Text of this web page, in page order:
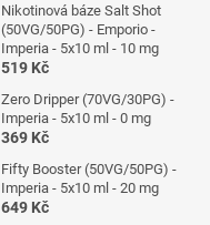
Nikotinová báze Salt Shot
(50VG/50PG) - Emporio -
Imperia - 5x10 ml - 10 mg
519 Kč
Zero Dripper (70VG/30PG) -
Imperia - 5x10 ml - 0 mg
369 Kč
Fifty Booster (50VG/50PG) -
Imperia - 5x10 ml - 20 mg
649 Kč